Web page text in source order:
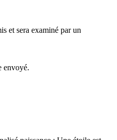
et sera examiné par un
envoyé.